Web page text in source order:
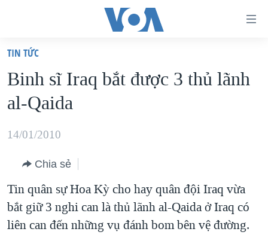
truy
cập
Tới
dung
chính
điều
hướng
chính
VIỆT NAM
HOA KỲ
BIỂN ĐÔNG
BLOG
DIỄN ĐÀN
MỤC
TIN TỨC
Binh sĩ Iraq bắt được 3 thủ lãnh
al-Qaida
14/01/2010
Chia sẻ
Tin quân sự Hoa Kỳ cho hay quân đội Iraq vừa
bắt giữ 3 nghi can là thủ lãnh al-Qaida ở Iraq có
liên can đến những vụ đánh bom bên vệ đường.